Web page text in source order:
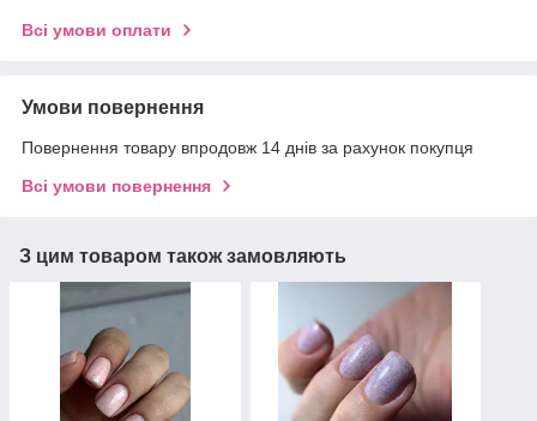
Всі умови оплати
Умови повернення
Повернення товару впродовж 14 днів за рахунок покупця
Всі умови повернення
З цим товаром також замовляють